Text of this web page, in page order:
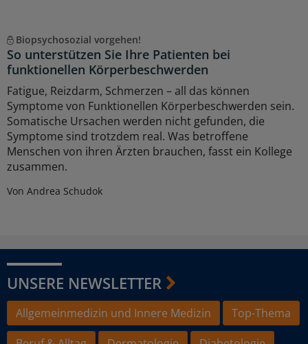
Biopsychosozial vorgehen!
So unterstützen Sie Ihre Patienten bei
funktionellen Körperbeschwerden
Fatigue, Reizdarm, Schmerzen – all das können
Symptome von Funktionellen Körperbeschwerden sein.
Somatische Ursachen werden nicht gefunden, die
Symptome sind trotzdem real. Was betroffene
Menschen von ihren Ärzten brauchen, fasst ein Kollege
zusammen.
Von Andrea Schudok
UNSERE NEWSLETTER
Allgemeinmedizin und Innere Medizin
Top-Thema